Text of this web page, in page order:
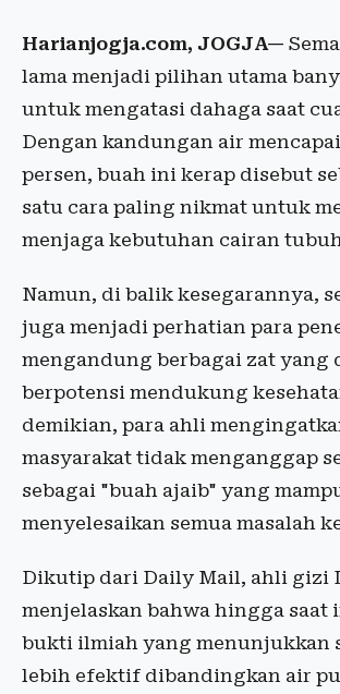
Harianjogja.com, JOGJA—
lama menjadi pilihan utama
untuk mengatasi dahaga saat
Dengan kandungan air
persen, buah ini kerap disebut
satu cara paling nikmat untuk
menjaga kebutuhan cairan
Namun, di balik kesegarannya,
juga menjadi perhatian para
mengandung berbagai zat yang
berpotensi mendukung
demikian, para ahli
masyarakat tidak menganggap
sebagai "buah ajaib" yang
menyelesaikan semua masalah
Dikutip dari Daily Mail, ahli gizi
menjelaskan bahwa hingga saat
bukti ilmiah yang menunjukkan
lebih efektif dibandingkan air